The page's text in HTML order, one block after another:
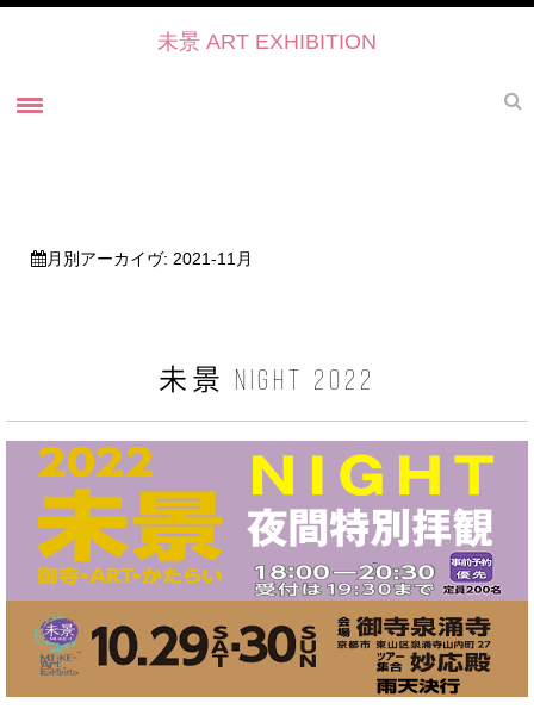
未景 ART EXHIBITION
未景2021・出展作家紹介
お問い合せ
未景イベントのご予約について2022
月別アーカイヴ: 2021-11月
未景 NIGHT 2022